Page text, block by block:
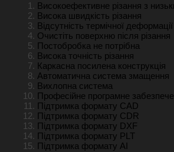
Високоефективне різання з
Висока швидкість різання
Відсутність термічної деформації
Очистіть поверхню після різання
Постобробка не потрібна
Висока точність різання
Каркасна посилена конструкція
Автоматична система змащення
Вихлопна система
Професійне програмне
Підтримка формату CAD
Підтримка формату CDR
Підтримка формату DXF
Підтримка формату PLT
Підтримка формату AI